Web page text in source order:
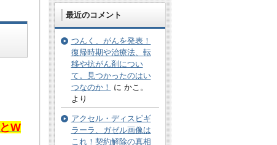
W
最近のコメント
つんく、がんを発表！
復帰時期や治療法、転
移や抗がん剤につい
て。見つかったのはい
つなのか！
に かこ。
より
アクセル・ディスピギ
ラーラ、ガゼル画像は
これ！契約解除の真相